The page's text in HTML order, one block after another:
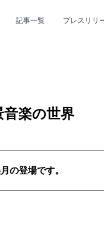
記事一覧 プレスリリ
プ #男性シンガーグルー
楽の世界
の登場です。